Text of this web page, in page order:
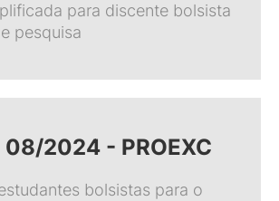
para discente bolsista
pesquisa
08/2024 - PROEXC
bolsistas para o